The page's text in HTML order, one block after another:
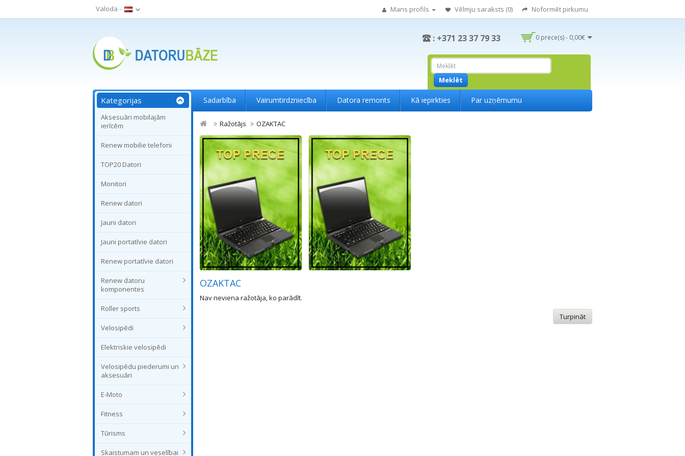
Valoda - Mans profils Vēlmju saraksts (0) Noformēt pirkumu
0 prece(s) - 0,00€
: +371 23 37 79 33
Meklēt
Kategorijas Sadarbība Vairumtirdzniecība Datora remonts Kā iepirkties Par uzņēmumu
Aksesuāri mobilajām
ierīcēm
Renew mobilie telefoni
TOP20 Datori
Monitori
Renew datori
Jauni datori
Jauni portatīvie datori
Renew portatīvie datori
Renew datoru
komponentes
Roller sports
Velosipēdi
Elektriskie velosipēdi
Velosipēdu piederumi un
aksesuāri
E-Moto
Fitness
Tūrisms
Skaistumam un veselībai
Ražotājs OZAKTAC
OZAKTAC
Nav neviena ražotāja, ko parādīt.
Turpināt